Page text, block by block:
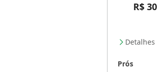
R$
Detalhes
Prós